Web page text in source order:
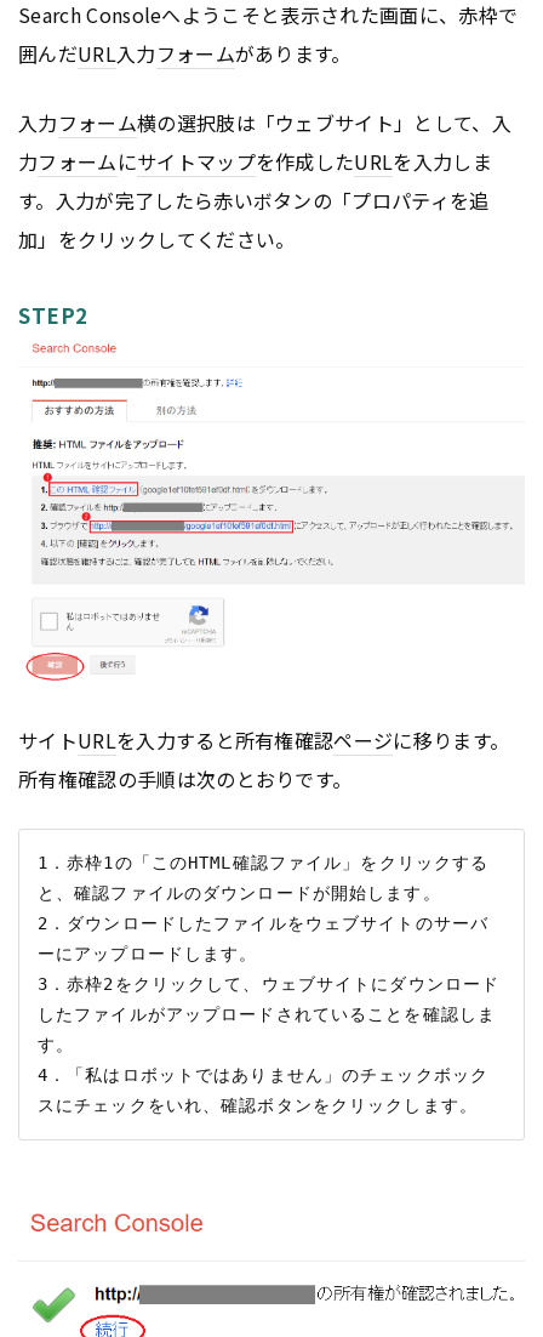
Search Consoleへようこそと表示された画面に、赤枠で
囲んだURL入力フォームがあります。
入力フォーム横の選択肢は「ウェブサイト」として、入
力フォームにサイトマップを作成したURLを入力しま
す。入力が完了したら赤いボタンの「プロパティを追
加」をクリックしてください。
STEP2
サイトURLを入力すると所有権確認ページに移ります。
所有権確認の手順は次のとおりです。
1．赤枠1の「このHTML確認ファイル」をクリックする
と、確認ファイルのダウンロードが開始します。
2．ダウンロードしたファイルをウェブサイトのサーバ
ーにアップロードします。
3．赤枠2をクリックして、ウェブサイトにダウンロード
したファイルがアップロードされていることを確認しま
す。
4．「私はロボットではありません」のチェックボック